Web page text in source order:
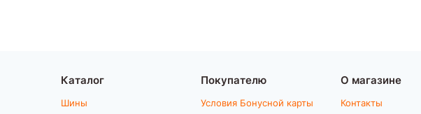
Каталог
Шины
Покупателю
Условия Бонусной карты
О магазине
Контакты